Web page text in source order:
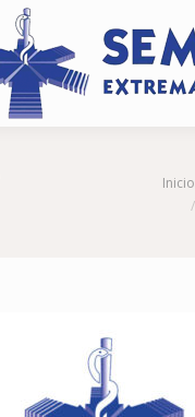
Inicio